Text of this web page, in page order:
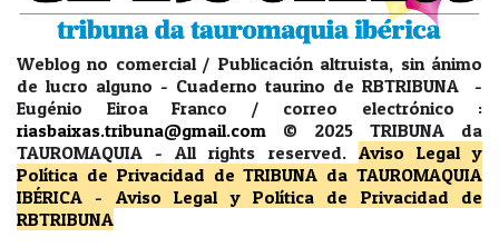
Weblog no comercial / Publicación altruista, sin ánimo
de lucro alguno - Cuaderno taurino de RBTRIBUNA -
Eugénio Eiroa Franco / correo electrónico :
riasbaixas.tribuna@gmail.com
© 2025 TRIBUNA da
TAUROMAQUIA -All rights reserved. Aviso Legal y
Política de Privacidad de TRIBUNA da TAUROMAQUIA
IBÉRICA - Aviso Legal y Política de Privacidad
de
RBTRIBUNA